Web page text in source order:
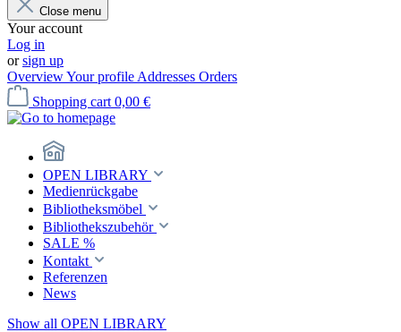
Close menu
Your account
Log in
orsign up
OverviewYour profile Addresses Orders
Shopping cart 0,00 €
OPEN LIBRARY
Medienrückgabe
Bibliotheksmöbel
Bibliothekszubehör
SALE %
Kontakt
Referenzen
News
Show all OPEN LIBRARY